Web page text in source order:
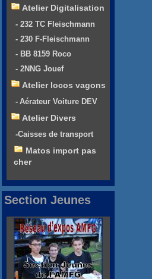
Atelier Digitalisation
- 232 TC Fleischmann
- 230 F-Fleischmann
- BB 8159 Roco
- 2NNG Jouef
Atelier locos vagons
- Aérateur Voiture DEV
Atelier Divers
-Caisses de transport
Matos import pas
cher
Section Jeunes